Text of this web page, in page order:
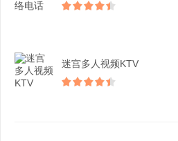
迷宫多人视频KTV